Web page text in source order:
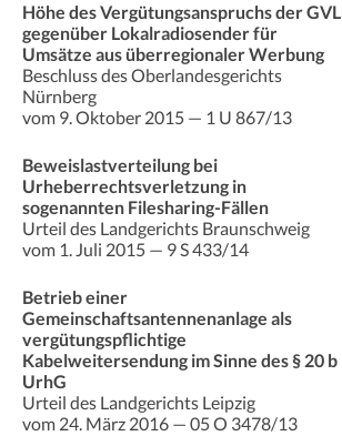
Höhe des Vergütungsanspruchs der GVL
gegenüber Lokalradiosender für
Umsätze aus überregionaler Werbung
Beschluss des Oberlandesgerichts
Nürnberg
vom 9. Oktober 2015 — 1 U 867/13
Beweislastverteilung bei
Urheberrechtsverletzung in
sogenannten Filesharing-Fällen
Urteil des Landgerichts Braunschweig
vom 1. Juli 2015 — 9 S 433/14
Betrieb einer
Gemeinschaftsantennenanlage als
vergütungspflichtige
Kabelweitersendung im Sinne des § 20 b
UrhG
Urteil des Landgerichts Leipzig
vom 24. März 2016 — 05 O 3478/13